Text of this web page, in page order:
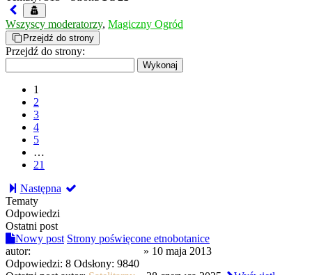
Wszyscy moderatorzy, Magiczny Ogród
Przejdź do strony
Przejdź do strony:
1
2
3
4
5
…
21
Następna
Tematy
Odpowiedzi
Ostatni post
Nowy post Strony poświęcone etnobotanice
autor:
» 10 maja 2013
Odpowiedzi: 8 Odsłony: 9840